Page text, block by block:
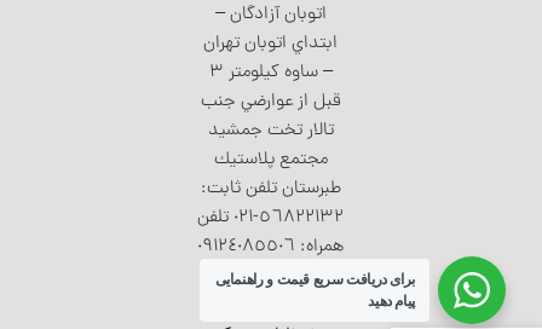
اتوبان آزادگان –
ابتداي اتوبان تهران
– ساوه كيلومتر ٣
قبل از عوارضي جنب
تالار تخت جمشيد
مجتمع پلاستيك
طبرستان تلفن ثابت:
٥٦٨٢٢١٣٢-٠٢۱ تلفن
همراه: ٠٩١٢٤٠٨٥٥٠٦
تمامی حقوق برای
برای دریافت سریع قیمت و راهنمایی
پیام دهید